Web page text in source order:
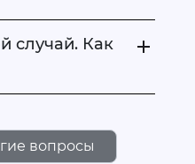
случай. Как
вопросы